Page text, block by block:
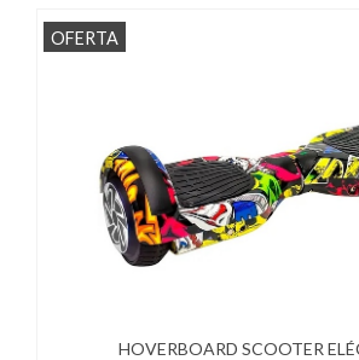
OFERTA
HOVERBOARD SCOOTER